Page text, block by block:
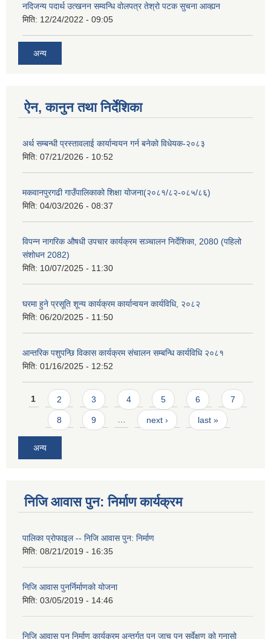
नदिजन्य पदार्थ उत्खनन सम्वन्धि वोलपत्र तेश्रो पटक सुचना आव्ह्यन
मिति: 12/24/2022 - 09:05
अन्य
ऐन, कानुन तथा निर्देशिका
अर्थ सम्बन्धी प्रस्तावलाई कार्यान्वयन गर्न बनेको विधेयक-२०८३
मिति: 07/21/2026 - 10:52
मकवानपुरगढी गाउँपालिकाको शिक्षा योजना(२०८१/८२-०८५/८६)
मिति: 04/03/2026 - 08:37
विपन्न नागरिक औषधी उपचार कार्यक्रम सञ्चालन निर्देशिका, 2080 (पहिलो
संशोधन 2082)
मिति: 10/07/2025 - 11:30
घरमा हुने प्रसूति शून्य कार्यक्रम कार्यान्वयन कार्यविधि, २०८२
मिति: 06/20/2025 - 11:50
आन्तरिक पशुपन्छि विकास कार्यक्रम संचालन सम्बन्धि कार्यविधि २०८१
मिति: 01/16/2025 - 12:52
Pages
1 2 3 4 5 6 7
8 9 … next › last »
अन्य
निजि आवास पुन: निर्माण कार्यक्रम
पालिका प्राेफाइल -- निजि आवास पुन: निर्माण
मिति: 08/21/2019 - 16:35
निजि आवास पुनर्निर्माणको योजना
मिति: 03/05/2019 - 14:46
निजि आवास पुन निर्माण कार्यक्रम अन्तर्गत पुन जाच पुन सर्वेक्षण को गुनासो